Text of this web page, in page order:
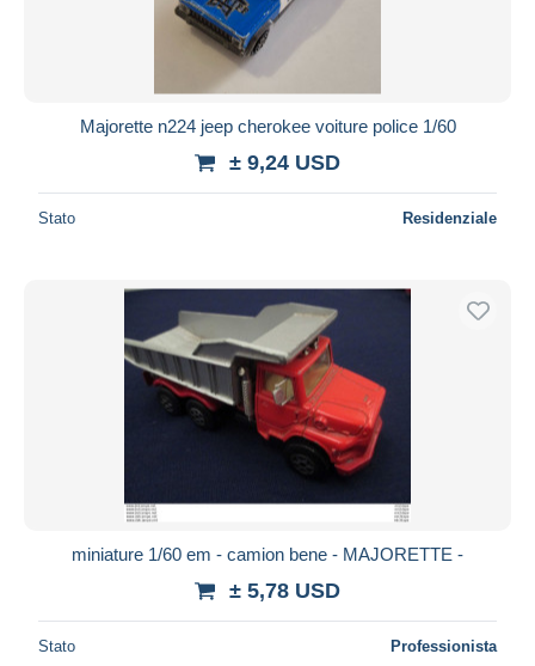
Majorette n224 jeep cherokee voiture police 1/60
± 9,24 USD
Stato Residenziale
miniature 1/60 em - camion bene - MAJORETTE -
± 5,78 USD
Stato Professionista